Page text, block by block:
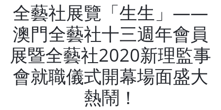
全藝社展覽「生生」——
澳門全藝社十三週年會員
展暨全藝社2020新理監事
會就職儀式開幕場面盛大
熱鬧！